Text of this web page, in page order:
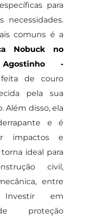
para
necessidades.
comuns é a
Nobuck no
-
de couro
pela sua
Além disso, ela
e é
impactos e
ideal para
civil,
entre
em
proteção